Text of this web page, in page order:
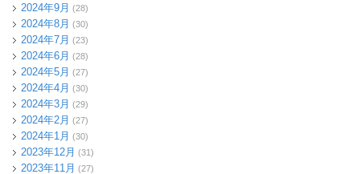
2024年9月 (28)
2024年8月 (30)
2024年7月 (23)
2024年6月 (28)
2024年5月 (27)
2024年4月 (30)
2024年3月 (29)
2024年2月 (27)
2024年1月 (30)
2023年12月 (31)
2023年11月 (27)